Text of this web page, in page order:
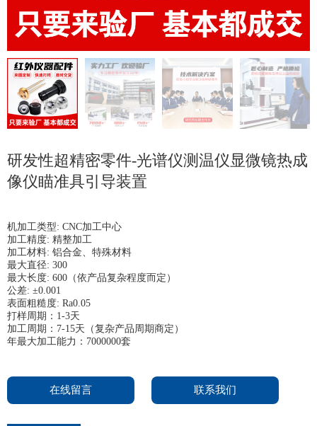
研发性超精密零件-光谱仪测温仪显微镜热成
像仪瞄准具引导装置
机加工类型: CNC加工中心
加工精度: 精整加工
加工材料: 铝合金、特殊材料
最大直径: 300
最大长度: 600（依产品复杂程度而定）
公差: ±0.001
表面粗糙度: Ra0.05
打样周期：1-3天
加工周期：7-15天（复杂产品周期商定）
年最大加工能力：7000000套
在线留言 联系我们